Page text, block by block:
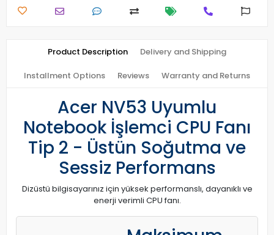
Product Description Delivery and Shipping
Installment Options Reviews Warranty and Returns
Acer NV53 Uyumlu
Notebook İşlemci CPU Fanı
Tip 2 - Üstün Soğutma ve
Sessiz Performans
Dizüstü bilgisayarınız için yüksek performanslı, dayanıklı ve
enerji verimli CPU fanı.